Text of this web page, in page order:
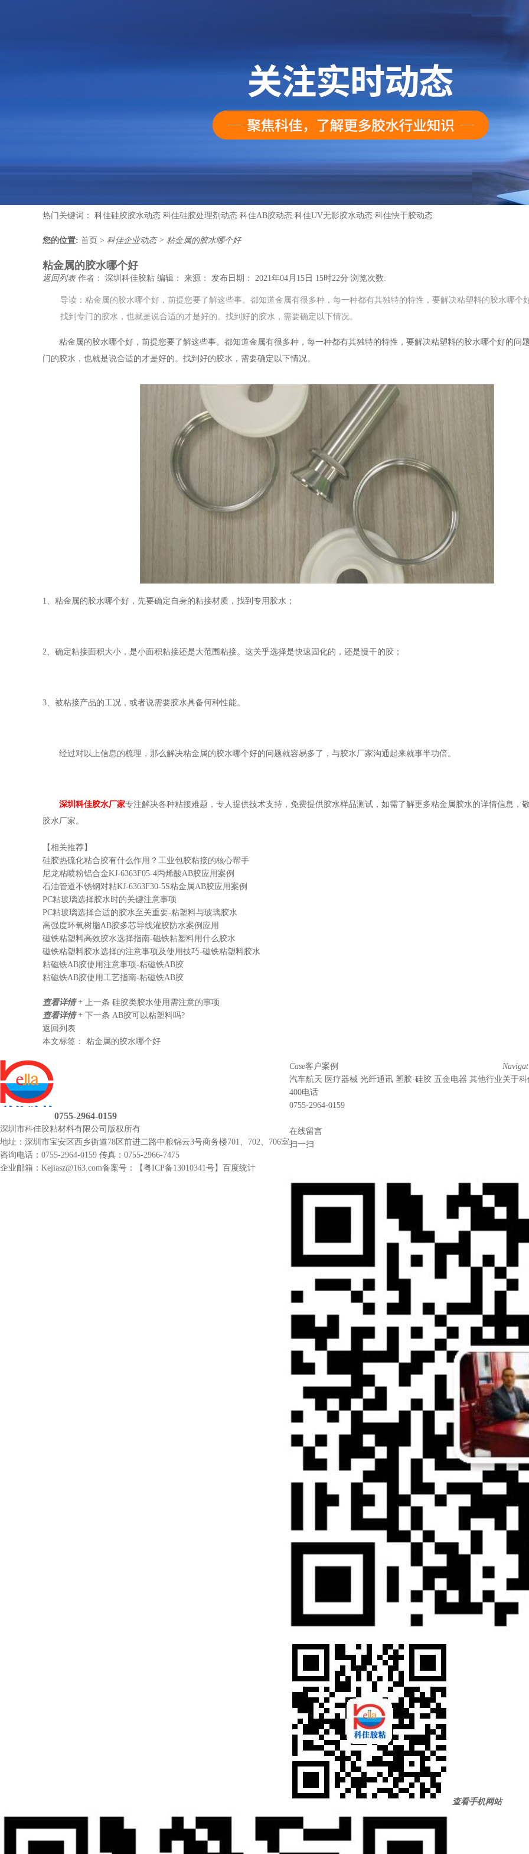
热门关键词： 科佳硅胶胶水动态 科佳硅胶处理剂动态 科佳AB胶动态 科佳UV无影胶水动态 科佳快干胶动态
您的位置: 首页 > 科佳企业动态 > 粘金属的胶水哪个好
粘金属的胶水哪个好
返回列表 作者： 深圳科佳胶粘 编辑： 来源： 发布日期： 2021年04月15日 15时22分 浏览次数:
导读：粘金属的胶水哪个好，前提您要了解这些事。都知道金属有很多种，每一种都有其独特的特性，要解决粘塑料的胶水哪个
找到专门的胶水，也就是说合适的才是好的。找到好的胶水，需要确定以下情况。
粘金属的胶水哪个好，前提您要了解这些事。都知道金属有很多种，每一种都有其独特的特性，要解决粘塑料的胶水哪个好的问
门的胶水，也就是说合适的才是好的。找到好的胶水，需要确定以下情况。
1、粘金属的胶水哪个好，先要确定自身的粘接材质，找到专用胶水；
2、确定粘接面积大小，是小面积粘接还是大范围粘接。这关乎选择是快速固化的，还是慢干的胶；
3、被粘接产品的工况，或者说需要胶水具备何种性能。
经过对以上信息的梳理，那么解决粘金属的胶水哪个好的问题就容易多了，与胶水厂家沟通起来就事半功倍。
深圳科佳胶水厂家专注解决各种粘接难题，专人提供技术支持，免费提供胶水样品测试，如需了解更多粘金属胶水的详情信息，
胶水厂家。
【相关推荐】
硅胶热硫化粘合胶有什么作用？工业包胶粘接的核心帮手
尼龙粘喷粉铝合金KJ-6363F05-4丙烯酸AB胶应用案例
石油管道不锈钢对粘KJ-6363F30-5S粘金属AB胶应用案例
PC粘玻璃选择胶水时的关键注意事项
PC粘玻璃选择合适的胶水至关重要-粘塑料与玻璃胶水
高强度环氧树脂AB胶多芯导线灌胶防水案例应用
磁铁粘塑料高效胶水选择指南-磁铁粘塑料用什么胶水
磁铁粘塑料胶水选择的注意事项及使用技巧-磁铁粘塑料胶水
粘磁铁AB胶使用注意事项-粘磁铁AB胶
粘磁铁AB胶使用工艺指南-粘磁铁AB胶
查看详情 + 上一条 硅胶类胶水使用需注意的事项
查看详情 + 下一条 AB胶可以粘塑料吗?
返回列表
本文标签： 粘金属的胶水哪个好
0755-2964-0159
深圳市科佳胶粘材料有限公司 版权所有
地址：深圳市宝安区西乡街道78区前进二路中粮锦云3号商务楼701、702、706室
咨询电话：0755-2964-0159 传真：0755-2966-7475
企业邮箱：Kejiasz@163.com备案号：【粤ICP备13010341号】 百度统计
Case客户案例
汽车航天 医疗器械 光纤通讯 塑胶·硅胶 五金电器 其他行业关于科
查看手机网站
400电话
0755-2964-0159
在线留言
扫一扫